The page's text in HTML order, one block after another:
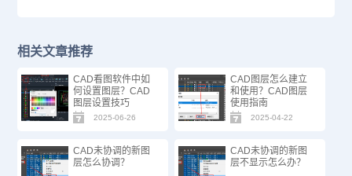
相关文章推荐
CAD看图软件中如
何设置图层？CAD
图层设置技巧
2025-06-26
CAD图层怎么建立
和使用？CAD图层
使用指南
2025-04-22
CAD未协调的新图
层怎么协调？
CAD未协调的新图
层不显示怎么办？